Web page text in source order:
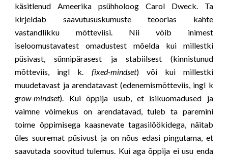
käsitlenud Ameerika psühholoog Carol Dweck. Ta
kirjeldab saavutususkumuste teoorias kahte
vastandlikku mõtteviisi. Nii võib inimest
iseloomustavatest omadustest mõelda kui millestki
püsivast, sünnipärasest ja stabiilsest (kinnistunud
mõtteviis , ingl k. fixed-mindset) või kui millestki
muudetavast ja arendatavast (edenemismõtteviis , ingl k
grow-mindset). Kui õppija usub, et isikuomadused ja
vaimne võimekus on arendatavad, tuleb ta paremini
toime õppimisega kaasnevate tagasilöökidega, näitab
üles suuremat püsivust ja on nõus edasi pingutama, et
saavutada soovitud tulemus. Kui aga õppija ei usu enda